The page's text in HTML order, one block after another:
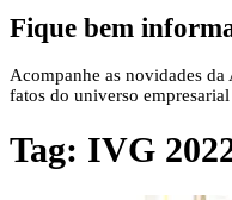
Fique bem
Acompanhe as novidades
fatos do universo
Tag: IVG